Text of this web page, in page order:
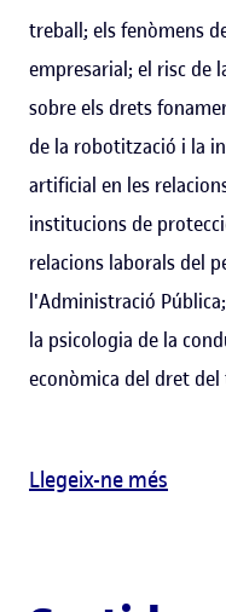
treball; els fenòmens
empresarial; el risc de
sobre els drets
de la robotització i la
artificial en les
institucions de
relacions laborals del
l'Administració
la psicologia de la
econòmica del dret
Llegeix-ne més